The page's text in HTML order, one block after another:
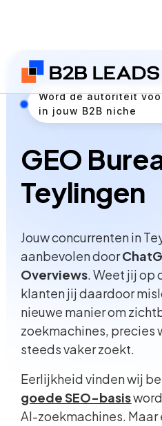
Word dé autoriteit
in jouw B2B niche
GEO
Teylingen
Jouw concurrenten in
aanbevolen door
Overviews. Weet jij op
klanten jij daardoor
nieuwe manier om
zoekmachines, precies
steeds vaker zoekt.
Eerlijkheid vinden wij
goede SEO-basis
AI-zoekmachines.